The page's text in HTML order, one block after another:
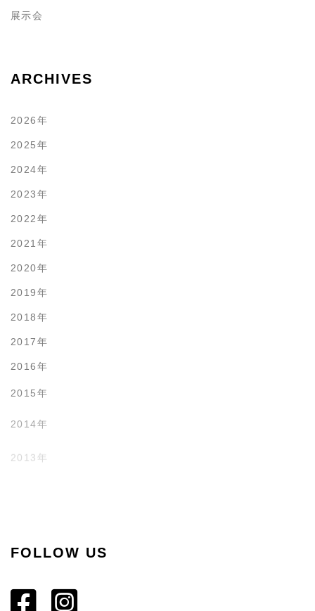
展示会
ARCHIVES
2026年
2025年
2024年
2023年
2022年
2021年
2020年
2019年
2018年
2017年
2016年
2015年
FOLLOW US